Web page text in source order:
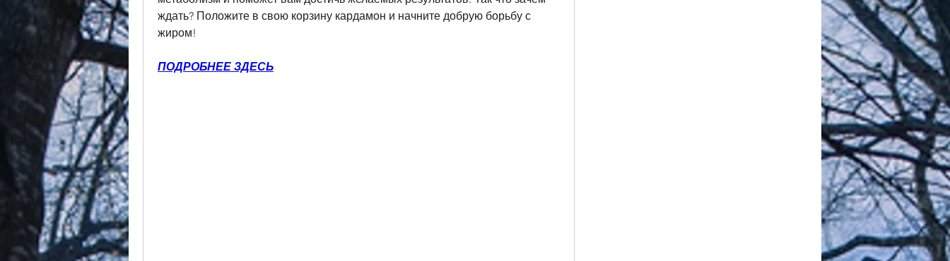
ждать? Положите в свою корзину кардамон и начните добрую борьбу с
жиром!
ПОДРОБНЕЕ ЗДЕСЬ